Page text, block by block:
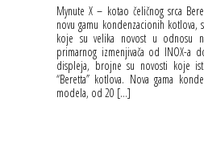
Mynute X – kotao čeličnog srca
novu gamu kondenzacionih kotlova,
koje su velika novost u odnosu
primarnog izmenjivača od INOX-a
displeja, brojne su novosti koje
“Beretta” kotlova. Nova gama
modela, od 20 […]